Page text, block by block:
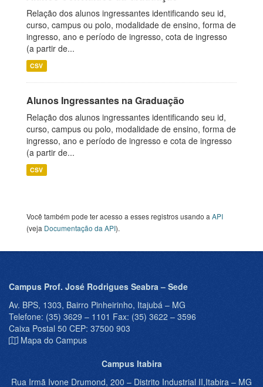
Relação dos alunos ingressantes identificando seu id,
curso, campus ou polo, modalidade de ensino, forma de
ingresso, ano e período de ingresso, cota de ingresso
(a partir de...
CSV
Alunos Ingressantes na Graduação
Relação dos alunos ingressantes identificando seu id,
curso, campus ou polo, modalidade de ensino, forma de
ingresso, ano e período de ingresso e cota de ingresso
(a partir de...
CSV
Você também pode ter acesso a esses registros usando a API
(veja Documentação da API).
Campus Prof. José Rodrigues Seabra – Sede
Av. BPS, 1303, Bairro Pinheirinho, Itajubá – MG
Telefone: (35) 3629 – 1101 Fax: (35) 3622 – 3596
Caixa Postal 50 CEP: 37500 903
Mapa do Campus
Campus Itabira
Rua Irmã Ivone Drumond, 200 – Distrito Industrial II,Itabira – MG